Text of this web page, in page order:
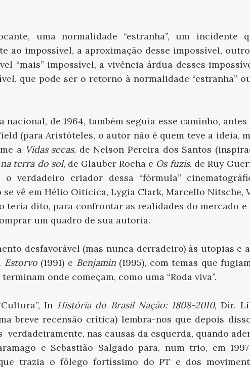
uma normalidade “estranha”, um incidente
ao impossível, a aproximação desse impossível,
“mais” impossível, a vivência árdua desses
que pode ser o retorno à normalidade “estranha”
de 1964, também seguia esse caminho, antes
(para Aristóteles, o autor não é quem teve a ideia,
a Vidas secas, de Nelson Pereira dos Santos
terra do sol, de Glauber Rocha e Os fuzis, de Ruy
verdadeiro criador dessa “fórmula”
vê em Hélio Oiticica, Lygia Clark, Marcello Nitsche,
teria dito, para confrontar as realidades do mercado e
um quadro de sua autoria.
desfavorável (mas nunca derradeiro) às utopias e
Estorvo(1991) e Benjamin(1995), com temas que
onde começam, como uma “Roda viva”.
In História do Brasil Nação: 1808-2010, Dir.
breve recensão crítica) lembra-nos que depois
nas causas da esquerda, quando
e Sebastião Salgado para, num trio, em
trazia o fôlego fortíssimo do PT e dos